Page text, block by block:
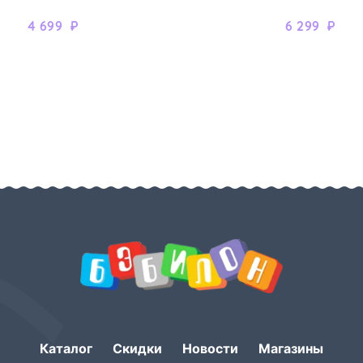
4 699 ₽ 6 299 ₽
Каталог Скидки Новости Магазины